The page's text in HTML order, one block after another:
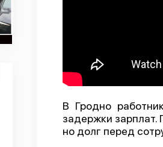
В Гродно
задержки зарплат.
но долг перед